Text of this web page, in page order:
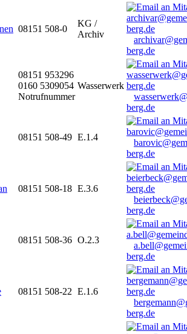
08151 508-0
KG /
Archiv
berg.de
08151 953296
0160 5309054
Notrufnummer
Wasserwerk
berg.de
08151 508-49 E.1.4
berg.de
08151 508-18 E.3.6
berg.de
08151 508-36 O.2.3
berg.de
08151 508-22 E.1.6
berg.de